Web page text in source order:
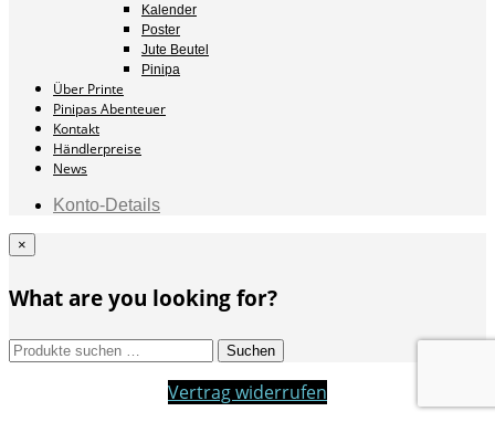
Kalender
Poster
Jute Beutel
Pinipa
Über Printe
Pinipas Abenteuer
Kontakt
Händlerpreise
News
Konto-Details
×
What are you looking for?
Suchen
Suchen
Vertrag widerrufen